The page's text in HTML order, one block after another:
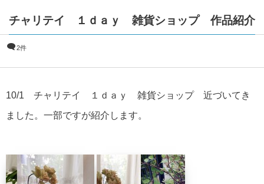
チャリテイ １ｄａｙ 雑貨ショップ 作品紹介
2件
10/1 チャリテイ １ｄａｙ 雑貨ショップ 近づいてき
ました。一部ですが紹介します。